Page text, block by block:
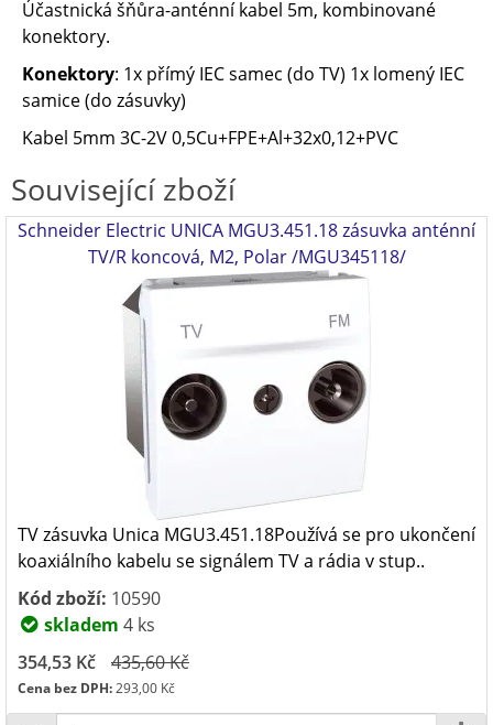
Účastnická šňůra-anténní kabel 5m, kombinované
konektory.
Konektory: 1x přímý IEC samec (do TV) 1x lomený IEC
samice (do zásuvky)
Kabel 5mm 3C-2V 0,5Cu+FPE+Al+32x0,12+PVC
Související zboží
Schneider Electric UNICA MGU3.451.18 zásuvka anténní
TV/R koncová, M2, Polar /MGU345118/
TV zásuvka Unica MGU3.451.18Používá se pro ukončení
koaxiálního kabelu se signálem TV a rádia v stup..
Kód zboží: 10590
skladem 4 ks
354,53 Kč
435,60 Kč
Cena bez DPH:293,00 Kč